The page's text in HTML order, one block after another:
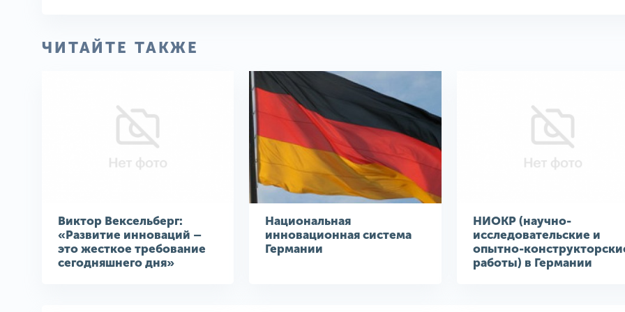
ЧИТАЙТЕ ТАКЖЕ
Виктор Вексельберг:
«Развитие инноваций –
это жесткое требование
сегодняшнего дня»
Национальная
инновационная система
Германии
НИОКР (научно-
исследовательские и
опытно-
работы) в Германии